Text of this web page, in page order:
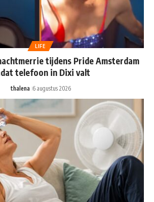
LIFE
tijdens Pride Amsterdam
telefoon in Dixi valt
thalena 6 augustus 2026